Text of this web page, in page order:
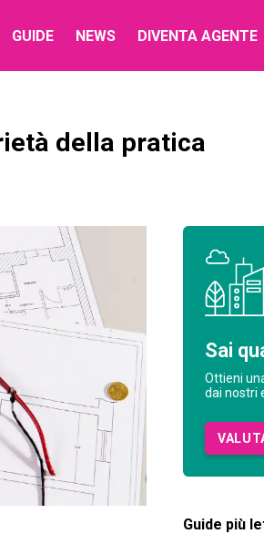
GUIDE NEWS DIVENTA AGENTE
della pratica
Sai
Ottieni
dai nostri
Guide più